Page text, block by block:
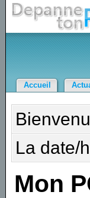
Accueil
La date/
Mon